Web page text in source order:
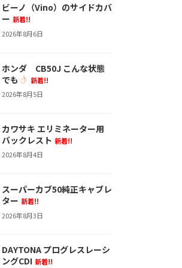
ビーノ（Vino）のサイドカバ
ー 新着!!
2026年8月6日
ホンダ CB50J こんな状態
でも
新着!!
2026年8月5日
カワサキ エリミネーター用
バックレスト 新着!!
2026年8月4日
スーパーカブ50純正キャブレ
ター 新着!!
2026年8月3日
DAYTONA プログレスレーシ
ングCDI 新着!!